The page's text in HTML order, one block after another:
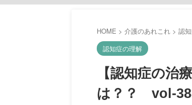
HOME > 介護のあれこれ > 認
認知症の理解
【認知症の治
は？？ vol-